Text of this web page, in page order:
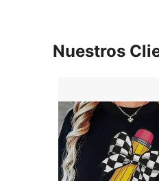
Nuestros